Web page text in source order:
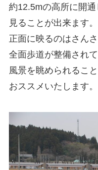
約12.5mの高所に開
見ることが出来ます。
正面に映るのはさん
全面歩道が整備され
風景を眺められるこ
おススメいたします。